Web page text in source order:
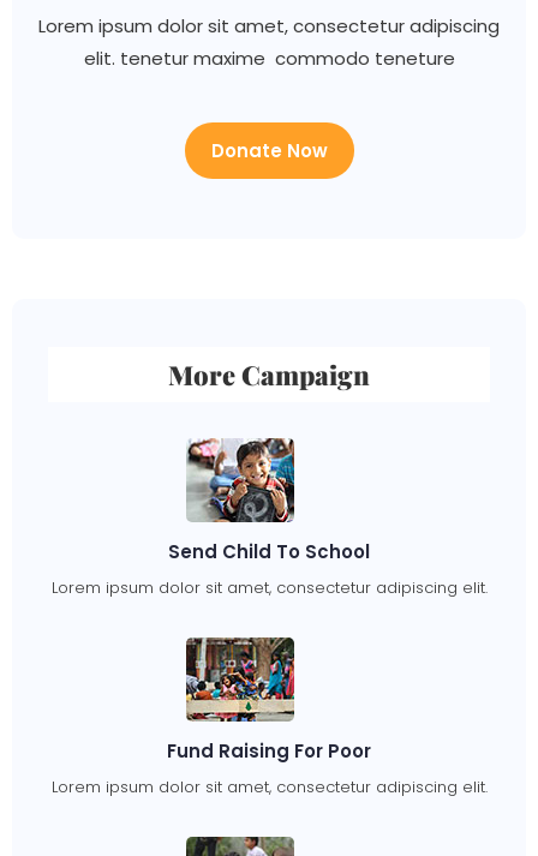
Lorem ipsum dolor sit amet, consectetur adipiscing
elit. tenetur maxime commodo teneture
Donate Now
More Campaign
Send Child To School
Lorem ipsum dolor sit amet, consectetur adipiscing elit.
Fund Raising For Poor
Lorem ipsum dolor sit amet, consectetur adipiscing elit.